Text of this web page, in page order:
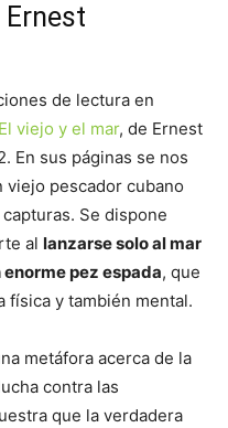
Ernest
de lectura en
El viejo y el mar, de Ernest
En sus páginas se nos
viejo pescador cubano
Se dispone
al lanzarse solo al mar
pez espada, que
física y también mental.
metáfora acerca de la
contra las
que la verdadera